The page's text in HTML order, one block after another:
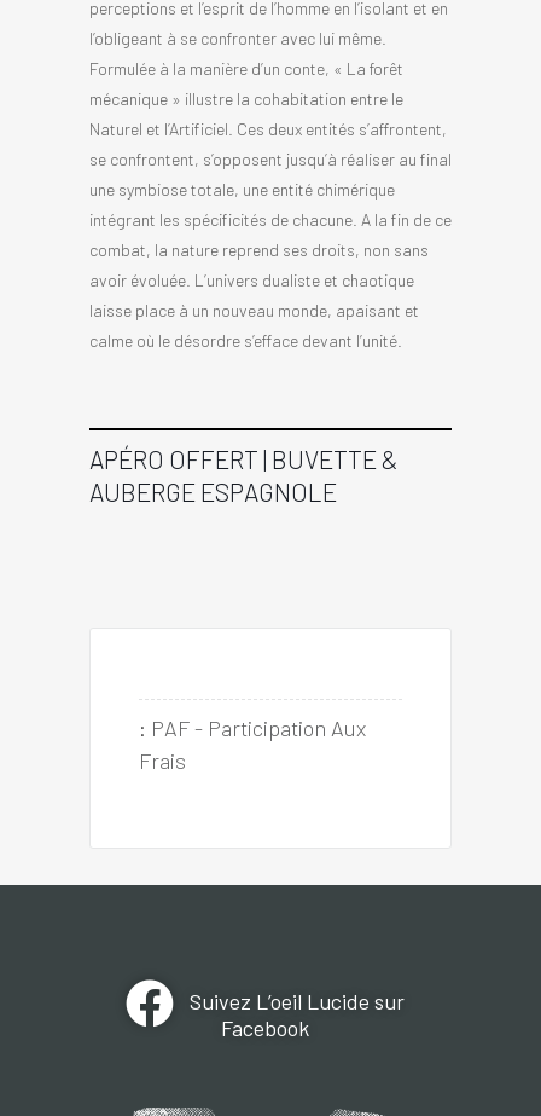
perceptions et l’esprit de l’homme en l’isolant et en
l’obligeant à se confronter avec lui même.
Formulée à la manière d’un conte, « La forêt
mécanique » illustre la cohabitation entre le
Naturel et l’Artificiel. Ces deux entités s’affrontent,
se confrontent, s’opposent jusqu’à réaliser au final
une symbiose totale, une entité chimérique
intégrant les spécificités de chacune. A la fin de ce
combat, la nature reprend ses droits, non sans
avoir évoluée. L’univers dualiste et chaotique
laisse place à un nouveau monde, apaisant et
calme où le désordre s’efface devant l’unité.
APÉRO OFFERT | BUVETTE &
AUBERGE ESPAGNOLE
: PAF - Participation Aux
Frais
Suivez L’oeil Lucide sur
Facebook